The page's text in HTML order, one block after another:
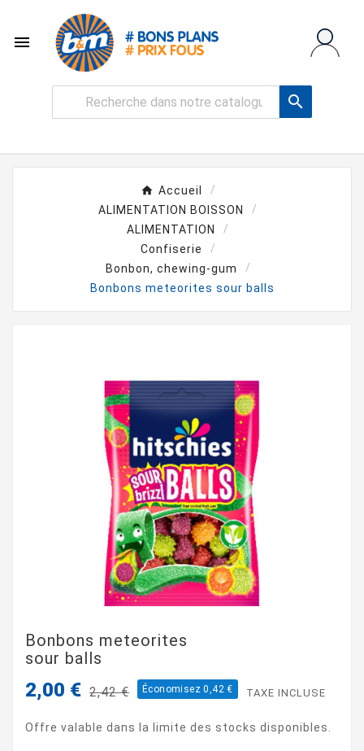


Accueil
ALIMENTATION BOISSON
ALIMENTATION
Confiserie
Bonbon, chewing-gum
Bonbons meteorites sour balls
Bonbons meteorites
sour balls
2,00 € 2,42 € Économisez 0,42 € TAXE INCLUSE
Offre valable dans la limite des stocks disponibles.